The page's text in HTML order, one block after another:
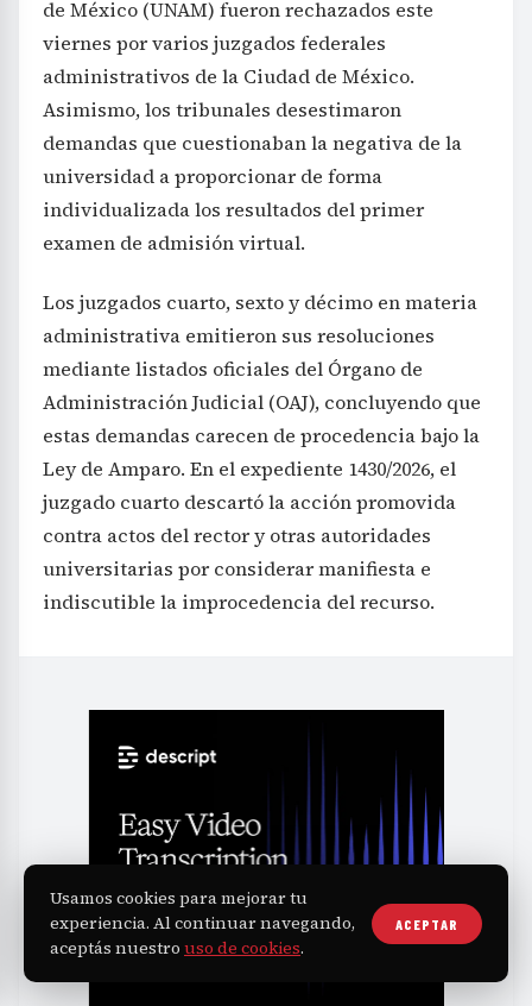
de México (UNAM) fueron rechazados este
viernes por varios juzgados federales
administrativos de la Ciudad de México.
Asimismo, los tribunales desestimaron
demandas que cuestionaban la negativa de la
universidad a proporcionar de forma
individualizada los resultados del primer
examen de admisión virtual.
Los juzgados cuarto, sexto y décimo en materia
administrativa emitieron sus resoluciones
mediante listados oficiales del Órgano de
Administración Judicial (OAJ), concluyendo que
estas demandas carecen de procedencia bajo la
Ley de Amparo. En el expediente 1430/2026, el
juzgado cuarto descartó la acción promovida
contra actos del rector y otras autoridades
universitarias por considerar manifiesta e
indiscutible la improcedencia del recurso.
Usamos cookies para mejorar tu
experiencia. Al continuar navegando,
aceptás nuestro uso de cookies.
ACEPTAR